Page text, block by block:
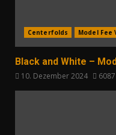
Centerfolds Model Fee
Black and White –
10. Dezember 2024 6087